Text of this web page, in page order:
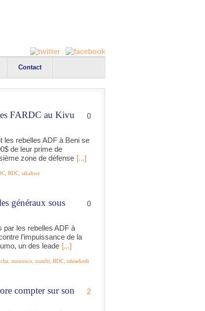
Contact
FARDC au Kivu
0
les rebelles ADF à Beni se
de leur prime de
zone de défense [...]
RDC sikabwe
généraux sous
0
par les rebelles ADF à
l’impuissance de la
un des leade [...]
monusco numbi RDC tshisekedi
compter sur son
2